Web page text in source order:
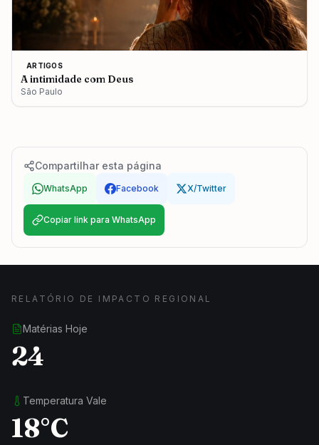
ARTIGOS
A intimidade com Deus
São Paulo
Compartilhar esta página
WhatsApp Facebook X/Twitter
Copiar link para WhatsApp
RELATÓRIO DE IMPACTO REGIONAL
Matérias Hoje
24
Temperatura Vale
18°C